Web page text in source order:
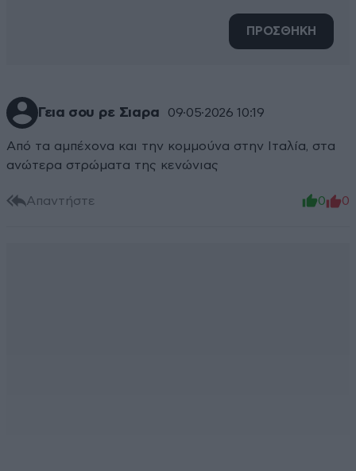
ΠΡΟΣΘΗΚΗ
Γεια σου ρε Σιαρα 09·05·2026 10:19
Από τα αμπέχονα και την κομμούνα στην Ιταλία, στα
ανώτερα στρώματα της κενώνιας
Απαντήστε 0 0